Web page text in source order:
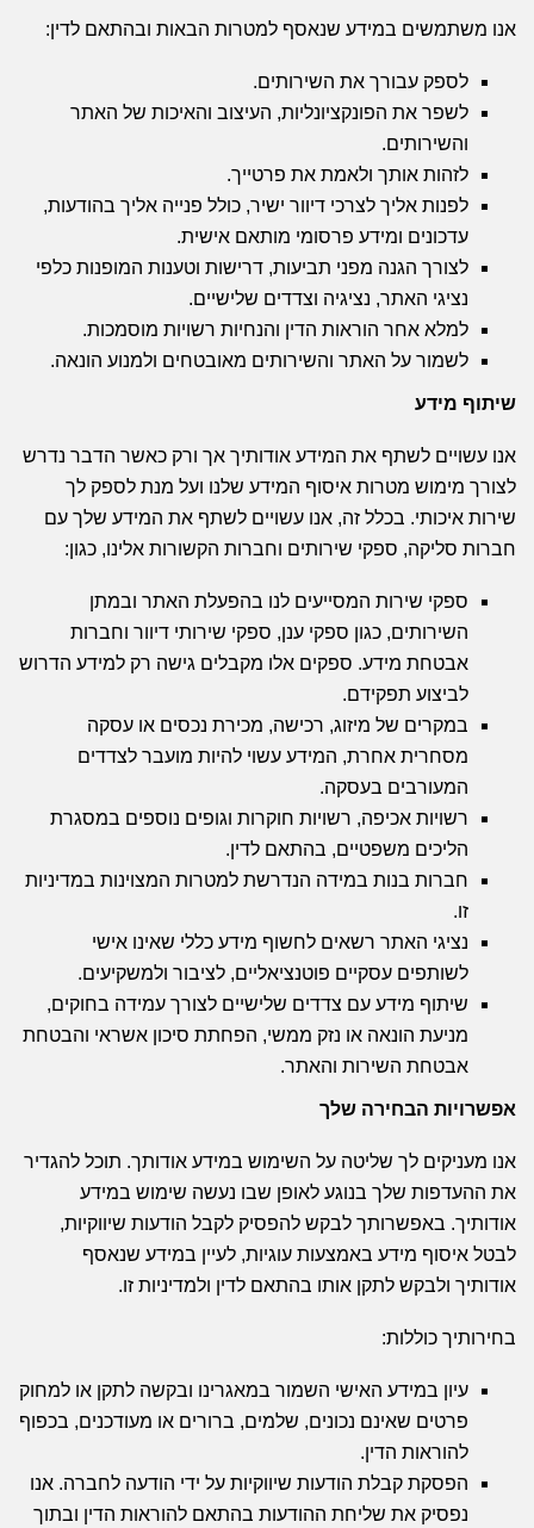
אנו משתמשים במידע שנאסף למטרות הבאות ובהתאם לדין:
לספק עבורך את השירותים.
לשפר את הפונקציונליות, העיצוב והאיכות של האתר
והשירותים.
לזהות אותך ולאמת את פרטייך.
לפנות אליך לצרכי דיוור ישיר, כולל פנייה אליך בהודעות,
עדכונים ומידע פרסומי מותאם אישית.
לצורך הגנה מפני תביעות, דרישות וטענות המופנות כלפי
נציגי האתר, נציגיה וצדדים שלישיים.
למלא אחר הוראות הדין והנחיות רשויות מוסמכות.
לשמור על האתר והשירותים מאובטחים ולמנוע הונאה.
שיתוף מידע
אנו עשויים לשתף את המידע אודותיך אך ורק כאשר הדבר נדרש
לצורך מימוש מטרות איסוף המידע שלנו ועל מנת לספק לך
שירות איכותי. בכלל זה, אנו עשויים לשתף את המידע שלך עם
חברות סליקה, ספקי שירותים וחברות הקשורות אלינו, כגון:
ספקי שירות המסייעים לנו בהפעלת האתר ובמתן
השירותים, כגון ספקי ענן, ספקי שירותי דיוור וחברות
אבטחת מידע. ספקים אלו מקבלים גישה רק למידע הדרוש
לביצוע תפקידם.
במקרים של מיזוג, רכישה, מכירת נכסים או עסקה
מסחרית אחרת, המידע עשוי להיות מועבר לצדדים
המעורבים בעסקה.
רשויות אכיפה, רשויות חוקרות וגופים נוספים במסגרת
הליכים משפטיים, בהתאם לדין.
חברות בנות במידה הנדרשת למטרות המצוינות במדיניות
זו.
נציגי האתר רשאים לחשוף מידע כללי שאינו אישי
לשותפים עסקיים פוטנציאליים, לציבור ולמשקיעים.
שיתוף מידע עם צדדים שלישיים לצורך עמידה בחוקים,
מניעת הונאה או נזק ממשי, הפחתת סיכון אשראי והבטחת
אבטחת השירות והאתר.
אפשרויות הבחירה שלך
אנו מעניקים לך שליטה על השימוש במידע אודותך. תוכל להגדיר
את ההעדפות שלך בנוגע לאופן שבו נעשה שימוש במידע
אודותיך. באפשרותך לבקש להפסיק לקבל הודעות שיווקיות,
לבטל איסוף מידע באמצעות עוגיות, לעיין במידע שנאסף
אודותיך ולבקש לתקן אותו בהתאם לדין ולמדיניות זו.
בחירותיך כוללות:
עיון במידע האישי השמור במאגרינו ובקשה לתקן או למחוק
פרטים שאינם נכונים, שלמים, ברורים או מעודכנים, בכפוף
להוראות הדין.
הפסקת קבלת הודעות שיווקיות על ידי הודעה לחברה. אנו
נפסיק את שליחת ההודעות בהתאם להוראות הדין ובתוך